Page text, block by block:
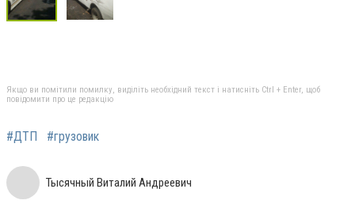
Якщо ви помітили помилку, виділіть необхідний текст і натисніть Ctrl + Enter, щоб
повідомити про це редакцію
#ДТП #грузовик
Тысячный Виталий Андреевич